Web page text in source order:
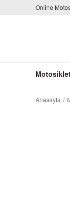
Online
Anasayfa